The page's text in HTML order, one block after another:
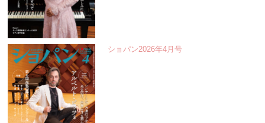
ショパン2026年4月号